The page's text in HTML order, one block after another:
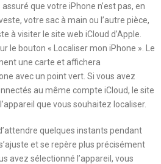
que votre iPhone n’est pas, en
votre sac à main ou l’autre pièce,
à visiter le site web iCloud d’Apple.
le bouton « Localiser mon iPhone ». Le
une carte et affichera
avec un point vert. Si vous avez
au même compte iCloud, le site
que vous souhaitez localiser.
quelques instants pendant
et se repère plus précisément
avez sélectionné l’appareil, vous